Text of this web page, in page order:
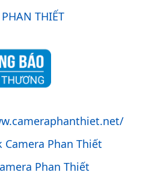
THIẾT
Camera Phan Thiết
Phan Thiết